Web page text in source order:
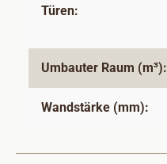
Türen:
Umbauter Raum (m³):
Wandstärke (mm):